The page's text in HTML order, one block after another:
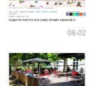
08-02